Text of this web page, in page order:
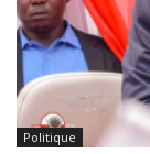
Politique